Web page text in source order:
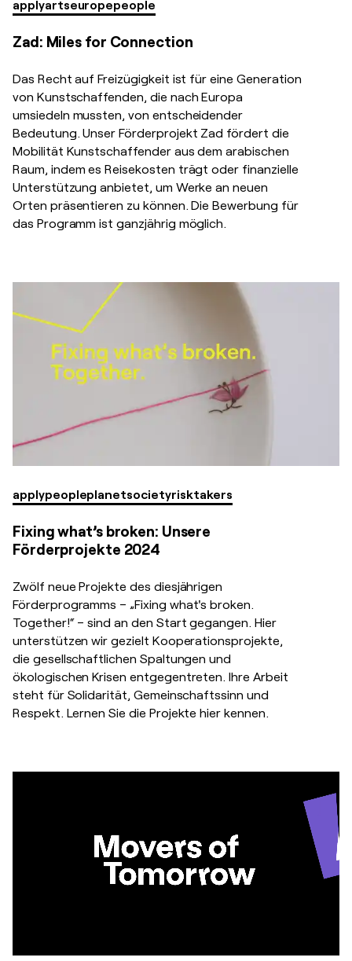
applyartseuropepeople
Zad: Miles for Connection
Das Recht auf Freizügigkeit ist für eine Generation
von Kunstschaffenden, die nach Europa
umsiedeln mussten, von entscheidender
Bedeutung. Unser Förderprojekt Zad fördert die
Mobilität Kunstschaffender aus dem arabischen
Raum, indem es Reisekosten trägt oder finanzielle
Unterstützung anbietet, um Werke an neuen
Orten präsentieren zu können. Die Bewerbung für
das Programm ist ganzjährig möglich.
applypeopleplanetsocietyrisktakers
Fixing what’s broken: Unsere
Förderprojekte 2024
Zwölf neue Projekte des diesjährigen
Förderprogramms – „Fixing what's broken.
Together!“ – sind an den Start gegangen. Hier
unterstützen wir gezielt Kooperationsprojekte,
die gesellschaftlichen Spaltungen und
ökologischen Krisen entgegentreten. Ihre Arbeit
steht für Solidarität, Gemeinschaftssinn und
Respekt. Lernen Sie die Projekte hier kennen.